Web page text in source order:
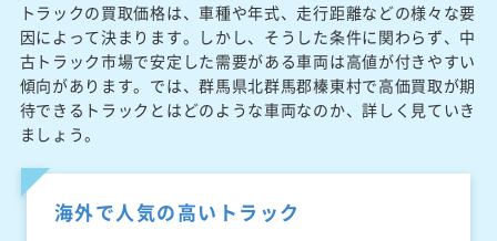
トラックの買取価格は、車種や年式、走行距離などの様々な要
因によって決まります。しかし、そうした条件に関わらず、中
古トラック市場で安定した需要がある車両は高値が付きやすい
傾向があります。では、群馬県北群馬郡榛東村で高価買取が期
待できるトラックとはどのような車両なのか、詳しく見ていき
ましょう。
海外で人気の高いトラック